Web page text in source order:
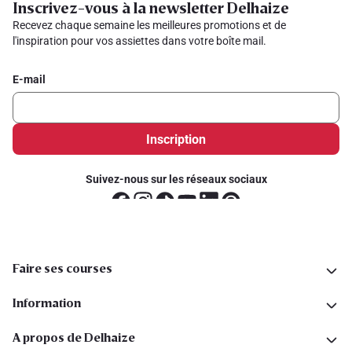
Inscrivez-vous à la newsletter Delhaize
Recevez chaque semaine les meilleures promotions et de
l'inspiration pour vos assiettes dans votre boîte mail.
E-mail
Inscription
Suivez-nous sur les réseaux sociaux
Faire ses courses
Information
A propos de Delhaize